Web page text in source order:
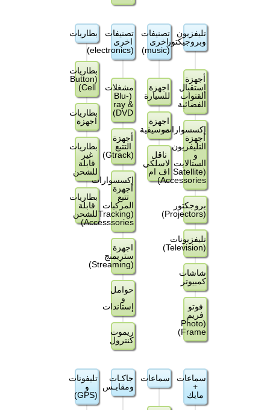
بطاريات
بطاريات
(Button
Cell)
بطاريات
اجهزة
بطاريات
غير
قابلة
للشحن
بطاريات
قابلة
للشحن
تصنيفات
اخرى
(electronics)
مشغلات
(Blu-
ray &
DVD)
أجهزة
التتبع
(Gtrack)
إكسسوارات
أجهزة
تتبع
المركبات
(Tracking
Accesssories)
اجهزة
ستريمنج
(Streaming)
حوامل
و
إستاندات
ريموت
كنترول
تصنيفات
اخرى
(music)
اجهزة
للسيارة
اجهزة
موسيقية
ناقل
لاسلكي
اف ام
تليفزيون
وبروجيكتور
أجهزة
إستقبال
القنوات
الفضائية
إكسسوارات
أجهزة
التليفزيون
و
الستالايت
(Satellite
Accessories)
بروجكتور
(Projectors)
تليفزيونات
(Television)
شاشات
كمبيوتر
فوتو
فريم
(Photo
Frame)
تليفونات
و
(GPS)
جاكـات
ومقابـس
سماعات
سماعات
+
مايك